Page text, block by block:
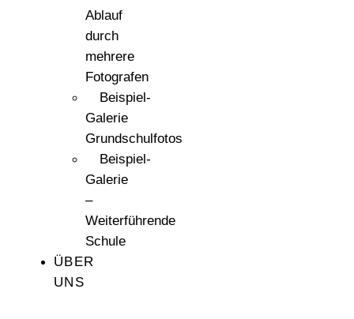
Ablauf
durch
mehrere
Fotografen
Beispiel-
Galerie
Grundschulfotos
Beispiel-
Galerie
–
Weiterführende
Schule
ÜBER
UNS